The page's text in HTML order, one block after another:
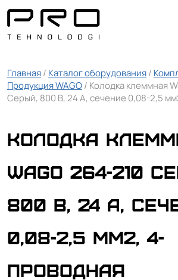
Главная/ Каталог оборудования/
Продукция WAGO/ Колодка клеммная
Серый, 800 В, 24 А, сечение 0,08-2,5
Колодка
Wago 264-210
800 В, 24 А,
0,08-2,5 мм2, 4-
проводная